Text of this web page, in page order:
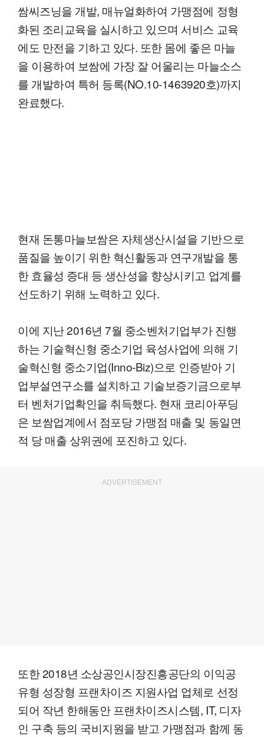
쌈씨즈닝을 개발, 매뉴얼화하여 가맹점에 정형
화된 조리교육을 실시하고 있으며 서비스 교육
에도 만전을 기하고 있다. 또한 몸에 좋은 마늘
을 이용하여 보쌈에 가장 잘 어울리는 마늘소스
를 개발하여 특허 등록(NO.10-1463920호)까지
완료했다.
현재 돈통마늘보쌈은 자체생산시설을 기반으로
품질을 높이기 위한 혁신활동과 연구개발을 통
한 효율성 증대 등 생산성을 향상시키고 업계를
선도하기 위해 노력하고 있다.
이에 지난 2016년 7월 중소벤처기업부가 진행
하는 기술혁신형 중소기업 육성사업에 의해 기
술혁신형 중소기업(Inno-Biz)으로 인증받아 기
업부설연구소를 설치하고 기술보증기금으로부
터 벤처기업확인을 취득했다. 현재 코리아푸딩
은 보쌈업계에서 점포당 가맹점 매출 및 동일면
적 당 매출 상위권에 포진하고 있다.
ADVERTISEMENT
또한 2018년 소상공인시장진흥공단의 이익공
유형 성장형 프랜차이즈 지원사업 업체로 선정
되어 작년 한해동안 프랜차이즈시스템, IT, 디자
인 구축 등의 국비지원을 받고 가맹점과 함께 동